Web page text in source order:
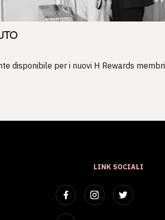
disponibile per i nuovi H Rewards membri
LINK SOCIALI